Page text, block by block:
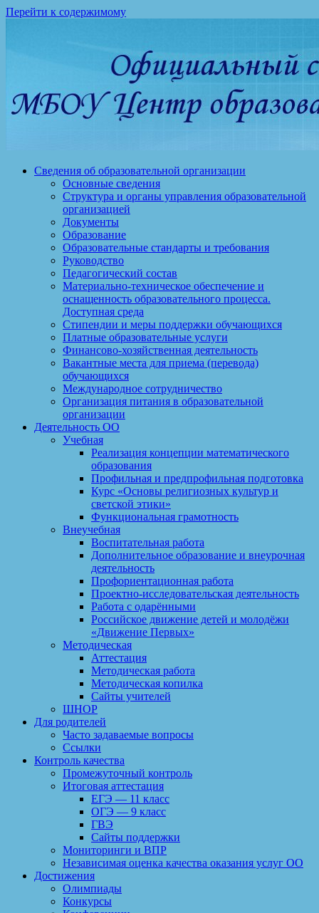
Перейти к содержимому
Сведения об образовательной организации
Основные сведения
Структура и органы управления образовательной
организацией
Документы
Образование
Образовательные стандарты и требования
Руководство
Педагогический состав
Материально-техническое обеспечение и
оснащенность образовательного процесса.
Доступная среда
Стипендии и меры поддержки обучающихся
Платные образовательные услуги
Финансово-хозяйственная деятельность
Вакантные места для приема (перевода)
обучающихся
Международное сотрудничество
Организация питания в образовательной
организации
Деятельность ОО
Учебная
Реализация концепции математического
образования
Профильная и предпрофильная подготовка
Курс «Основы религиозных культур и
светской этики»
Функциональная грамотность
Внеучебная
Воспитательная работа
Дополнительное образование и внеурочная
деятельность
Профориентационная работа
Проектно-исследовательская деятельность
Работа с одарёнными
Российское движение детей и молодёжи
«Движение Первых»
Методическая
Аттестация
Методическая работа
Методическая копилка
Сайты учителей
ШНОР
Для родителей
Часто задаваемые вопросы
Ссылки
Контроль качества
Промежуточный контроль
Итоговая аттестация
ЕГЭ — 11 класс
ОГЭ — 9 класс
ГВЭ
Сайты поддержки
Мониторинги и ВПР
Независимая оценка качества оказания услуг ОО
Достижения
Олимпиады
Конкурсы